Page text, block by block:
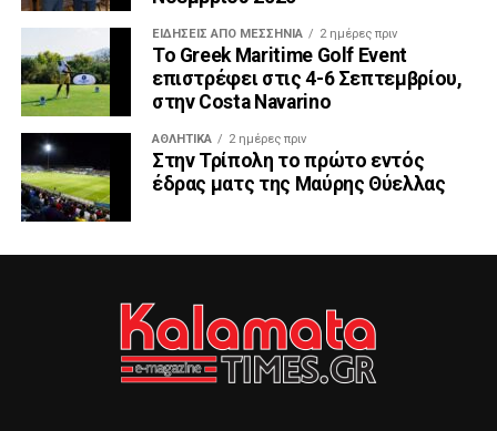
ΕΙΔΉΣΕΙΣ ΑΠΟ ΜΕΣΣΗΝΊΑ 2 ημέρες πριν
Το Greek Maritime Golf Event
επιστρέφει στις 4-6 Σεπτεμβρίου,
στην Costa Navarino
ΑΘΛΗΤΙΚΆ 2 ημέρες πριν
Στην Τρίπολη το πρώτο εντός
έδρας ματς της Μαύρης Θύελλας